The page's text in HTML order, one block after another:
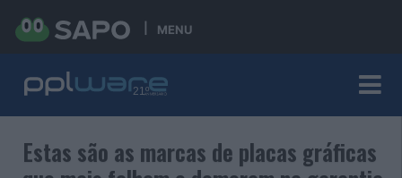
MENU
Estas são as marcas de placas gráficas